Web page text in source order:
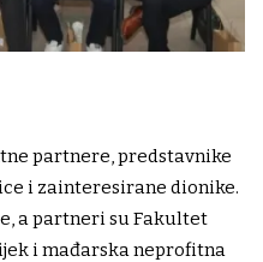
partnere, predstavnike
i zainteresirane dionike.
a partneri su Fakultet
i mađarska neprofitna